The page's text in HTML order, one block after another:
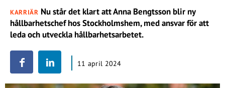
KARRIÄR Nu står det klart att Anna Bengtsson blir ny
hållbarhetschef hos Stockholmshem, med ansvar för att
leda och utveckla hållbarhetsarbetet.
11 april 2024